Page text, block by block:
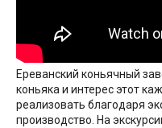
Ереванский коньячный
коньяка и интерес этот
реализовать благодаря
производство. На